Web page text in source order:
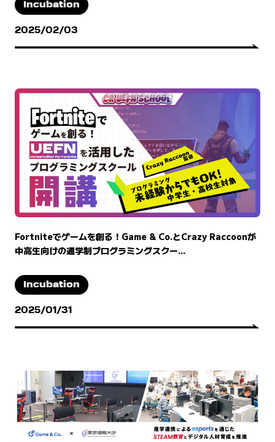
Incubation
2025/02/03
Fortniteでゲームを創る！Game & Co.とCrazy Raccoonが
中高生向けの通学制プログラミングスクー...
Incubation
2025/01/31